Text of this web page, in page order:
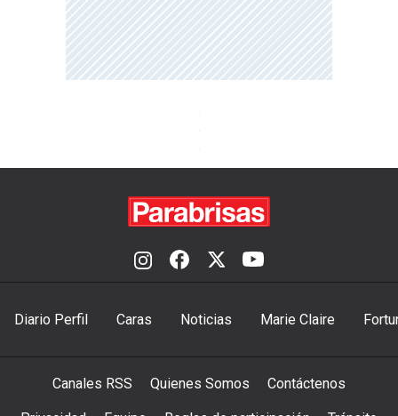
Diario Perfil Caras Noticias Marie Claire
Canales RSS Quienes Somos Contáctenos